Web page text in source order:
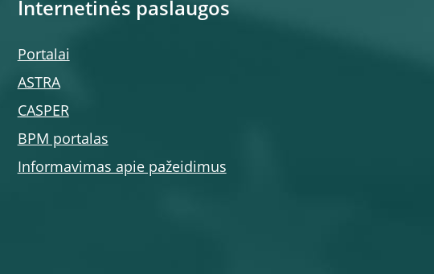
Internetinės paslaugos
Portalai
ASTRA
CASPER
BPM portalas
Informavimas apie pažeidimus